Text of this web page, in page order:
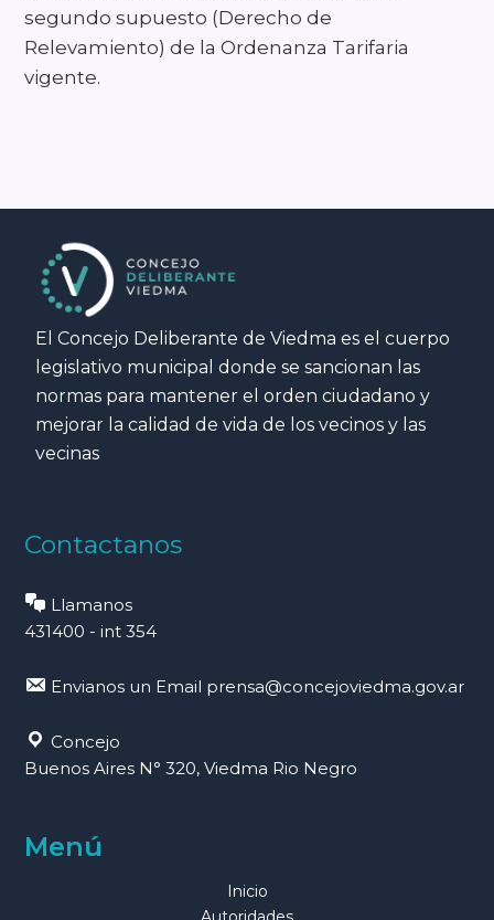
segundo supuesto (Derecho de
Relevamiento) de la Ordenanza Tarifaria
vigente.
El Concejo Deliberante de Viedma es el cuerpo
legislativo municipal donde se sancionan las
normas para mantener el orden ciudadano y
mejorar la calidad de vida de los vecinos y las
vecinas
Contactanos
Llamanos
431400 - int 354
Envianos un Email prensa@concejoviedma.gov.ar
Concejo
Buenos Aires N° 320, Viedma Rio Negro
Menú
Inicio